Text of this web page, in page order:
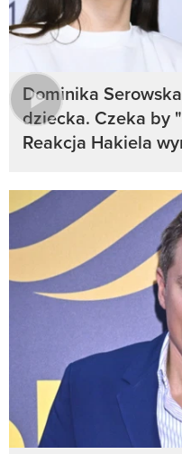
Dominika
dziecka. Czeka by
Reakcja Hakiela